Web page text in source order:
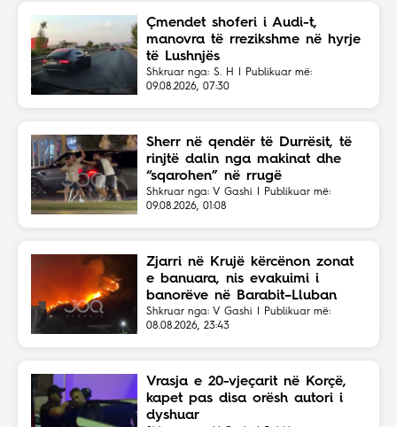
Çmendet shoferi i Audi-t,
manovra të rrezikshme në hyrje
të Lushnjës
Shkruar nga: S. H | Publikuar më:
09.08.2026, 07:30
Sherr në qendër të Durrësit, të
rinjtë dalin nga makinat dhe
“sqarohen” në rrugë
Shkruar nga: V Gashi | Publikuar më:
09.08.2026, 01:08
Zjarri në Krujë kërcënon zonat
e banuara, nis evakuimi i
banorëve në Barabit–Lluban
Shkruar nga: V Gashi | Publikuar më:
08.08.2026, 23:43
Vrasja e 20-vjeçarit në Korçë,
kapet pas disa orësh autori i
dyshuar